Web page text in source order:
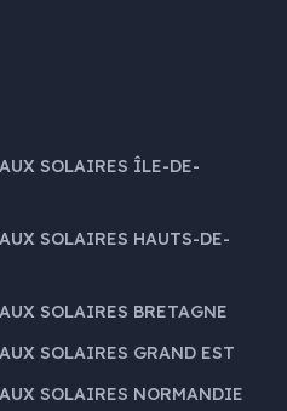
SOLAIRES ÎLE-DE-
SOLAIRES HAUTS-DE-
SOLAIRES BRETAGNE
SOLAIRES GRAND EST
SOLAIRES NORMANDIE